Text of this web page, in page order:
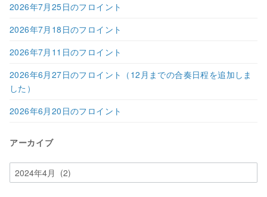
2026年7月25日のフロイント
2026年7月18日のフロイント
2026年7月11日のフロイント
2026年6月27日のフロイント（12月までの合奏日程を追加しま
した）
2026年6月20日のフロイント
アーカイブ
ア
ー